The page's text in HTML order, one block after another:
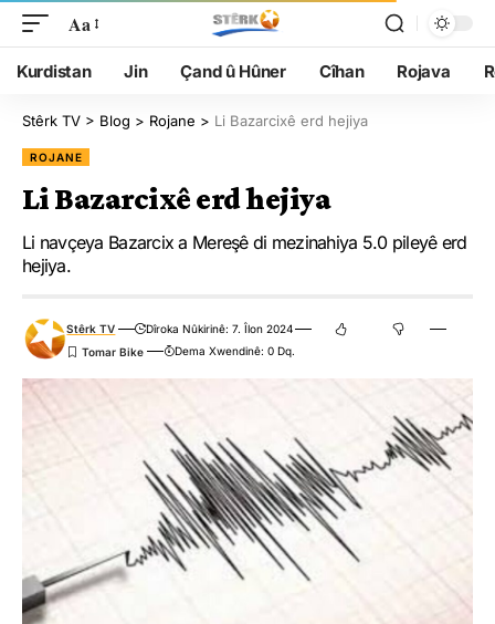
Aa
Kurdistan Jin Çand û Hûner Cîhan Rojava
Stêrk TV > Blog > Rojane > Li Bazarcixê erd hejiya
ROJANE
Li Bazarcixê erd hejiya
Li navçeya Bazarcix a Mereşê di mezinahiya 5.0 pileyê erd
hejiya.
Stêrk TV
Dîroka Nûkirinê: 7. Îlon 2024
Dema Xwendinê: 0 Dq.